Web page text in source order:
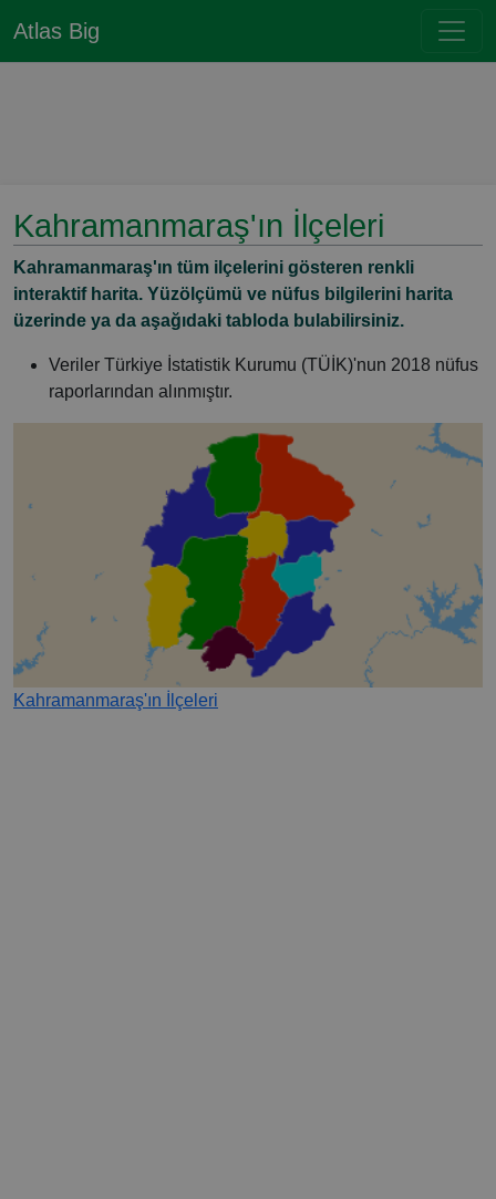
Atlas Big
Kahramanmaraş'ın İlçeleri
Kahramanmaraş'ın tüm ilçelerini gösteren renkli
interaktif harita. Yüzölçümü ve nüfus bilgilerini harita
üzerinde ya da aşağıdaki tabloda bulabilirsiniz.
Veriler Türkiye İstatistik Kurumu (TÜİK)'nun 2018 nüfus
raporlarından alınmıştır.
Kahramanmaraş'ın İlçeleri